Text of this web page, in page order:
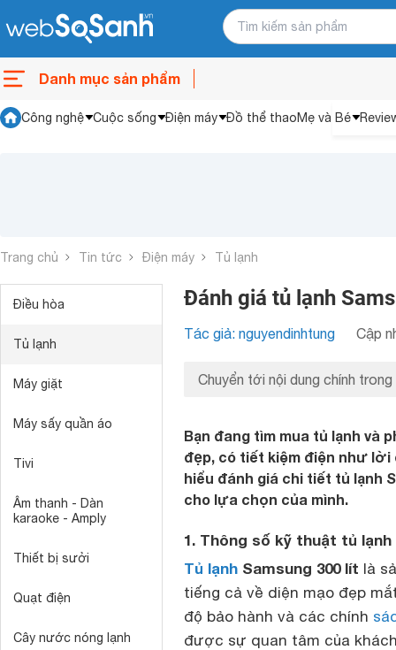
Danh mục sản phẩm
Công nghệ Cuộc sống Điện máy Đồ thể thaoMẹ và Bé
Trang chủ Tin tức Điện máy Tủ lạnh
Điều hòa
Tủ lạnh
Máy giặt
Máy sấy quần áo
Tivi
Âm thanh - Dàn
karaoke - Amply
Thiết bị sưởi
Quạt điện
Cây nước nóng lạnh
Đánh giá tủ lạnh
Tác giả: nguyendinhtung Cập
Chuyển tới nội dung chính trong
Bạn đang tìm mua tủ lạnh và
đẹp, có tiết kiệm điện như lời
hiểu đánh giá chi tiết tủ lạnh
cho lựa chọn của mình.
1. Thông số kỹ thuật tủ lạnh
Tủ lạnh Samsung 300 lít là
tiếng cả về diện mạo đẹp
độ bảo hành và các chính
được sự quan tâm của